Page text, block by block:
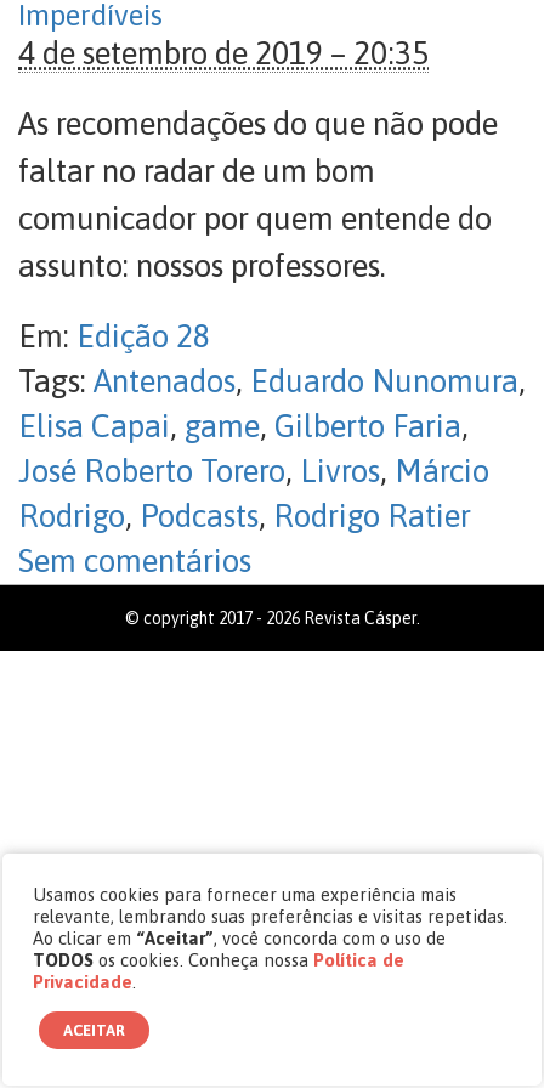
Imperdíveis
4 de setembro de 2019 – 20:35
As recomendações do que não pode
faltar no radar de um bom
comunicador por quem entende do
assunto: nossos professores.
Em: Edição 28
Tags: Antenados, Eduardo Nunomura,
Elisa Capai, game, Gilberto Faria,
José Roberto Torero, Livros, Márcio
Rodrigo, Podcasts, Rodrigo Ratier
Sem comentários
© copyright 2017 - 2026 Revista Cásper.
Usamos cookies para fornecer uma experiência mais
relevante, lembrando suas preferências e visitas repetidas.
Ao clicar em “Aceitar”, você concorda com o uso de
TODOS os cookies. Conheça nossa Política de
Privacidade
ACEITAR